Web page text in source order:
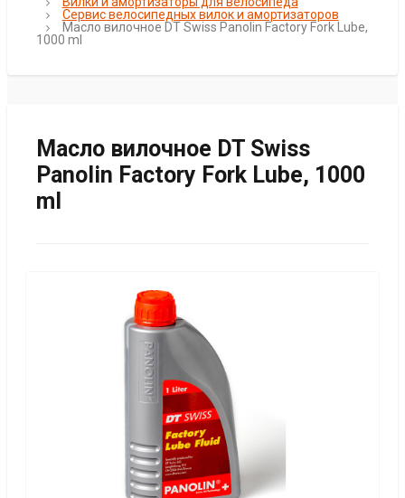
Сервис велосипедных вилок и амортизаторов
Масло вилочное DT Swiss Panolin Factory Fork Lube,
1000 ml
Масло вилочное DT Swiss
Panolin Factory Fork Lube, 1000
ml